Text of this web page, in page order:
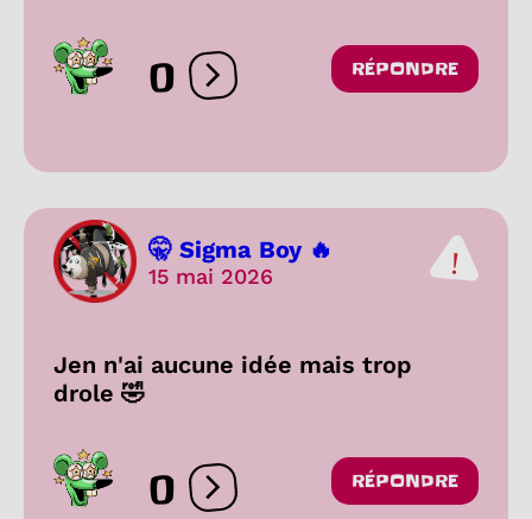
0 Ouvrir les réactions
RÉPONDRE
🤫 Sigma Boy 🔥
15 mai 2026
Jen n'ai aucune idée mais trop
drole 🤣
0 Ouvrir les réactions
RÉPONDRE